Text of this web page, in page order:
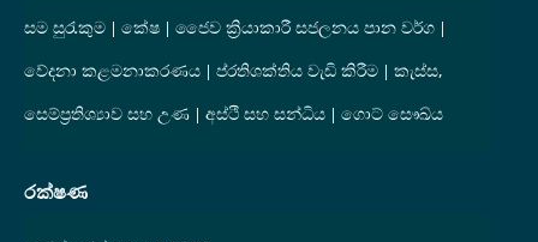
සම සුරැකුම කේෂ
ජෛව ක්‍රියාකාරී සජලනය පාන වර්ග
වේදනා කළමනාකරණය
ප්රතිශක්තිය වැඩි කිරීම
කැස්ස,
සෙම්ප්‍රතිශ්‍යාව සහ උණ
අස්ථි සහ සන්ධිය ගොට් සෞඛ්ය
රක්ෂණ